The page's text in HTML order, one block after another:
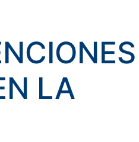
LA